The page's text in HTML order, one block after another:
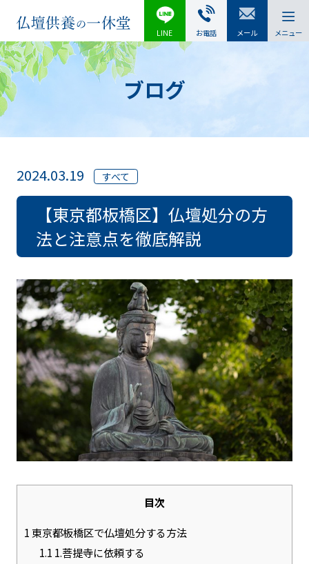
LINE お電話 メール メニュー
ブログ
2024.03.19 すべて
【東京都板橋区】仏壇処分の方
法と注意点を徹底解説
目次
1東京都板橋区で仏壇処分する方法
1.1 1.菩提寺に依頼する